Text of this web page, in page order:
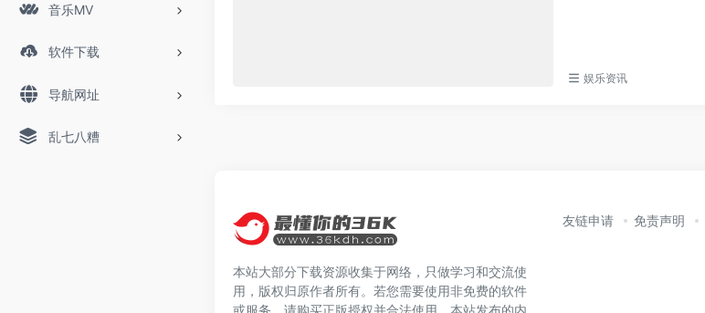
音乐MV
软件下载
导航网址
乱七八糟
娱乐资讯
本站大部分下载资源收集于网络，只做学习和交流使
用，版权归原作者所有。若您需要使用非免费的软件
或服务，请购买正版授权并合法使用。本站发布的内
友链申请 免责声明